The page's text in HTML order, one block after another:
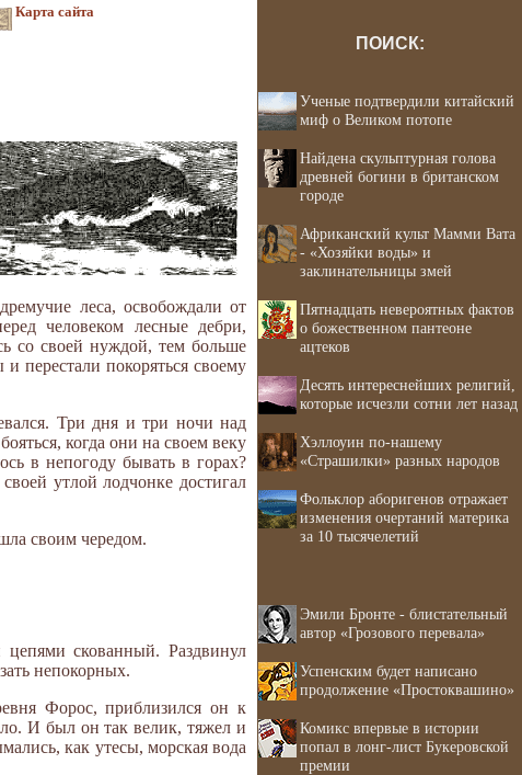
Карта сайта
леса, освобождали от
человеком лесные дебри,
со своей нуждой, тем больше
покоряться своему
Три дня и три ночи над
когда они на своем веку
в непогоду бывать в горах?
утлой лодчонке достигал
своим чередом.
скованный. Раздвинул
непокорных.
Форос, приблизился он к
И был он так велик, тяжел и
как утесы, морская вода
ПОИСК:
Ученые подтвердили китайский
миф о Великом потопе
Найдена скульптурная голова
древней богини в британском
городе
Африканский культ Мамми Вата
- «Хозяйки воды» и
заклинательницы змей
Пятнадцать невероятных фактов
о божественном пантеоне
ацтеков
Десять интереснейших религий,
которые исчезли сотни лет назад
Хэллоуин по-нашему
«Страшилки» разных народов
Фольклор аборигенов отражает
изменения очертаний материка
за 10 тысячелетий
Эмили Бронте - блистательный
автор «Грозового перевала»
Успенским будет написано
продолжение «Простоквашино»
Комикс впервые в истории
попал в лонг-лист Букеровской
премии